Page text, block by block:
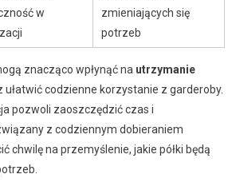
w
zmieniających się
potrzeb
znacząco wpłynąć na utrzymanie
ułatwić codzienne korzystanie z garderoby.
pozwoli zaoszczędzić czas i
z codziennym dobieraniem
chwilę na przemyślenie, jakie półki będą